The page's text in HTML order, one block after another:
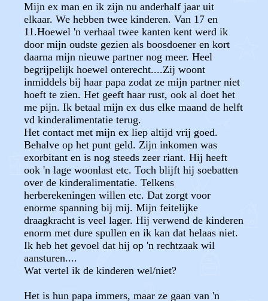
Mijn ex man en ik zijn nu anderhalf jaar uit
elkaar. We hebben twee kinderen. Van 17 en
11.Hoewel 'n verhaal twee kanten kent werd ik
door mijn oudste gezien als boosdoener en kort
daarna mijn nieuwe partner nog meer. Heel
begrijpelijk hoewel onterecht....Zij woont
inmiddels bij haar papa zodat ze mijn partner niet
hoeft te zien. Het geeft haar rust, ook al doet het
me pijn. Ik betaal mijn ex dus elke maand de helft
vd kinderalimentatie terug.
Het contact met mijn ex liep altijd vrij goed.
Behalve op het punt geld. Zijn inkomen was
exorbitant en is nog steeds zeer riant. Hij heeft
ook 'n lage woonlast etc. Toch blijft hij soebatten
over de kinderalimentatie. Telkens
herberekeningen willen etc. Dat zorgt voor
enorme spanning bij mij. Mijn feitelijke
draagkracht is veel lager. Hij verwend de kinderen
enorm met dure spullen en ik kan dat helaas niet.
Ik heb het gevoel dat hij op 'n rechtzaak wil
aansturen....
Wat vertel ik de kinderen wel/niet?
Het is hun papa immers, maar ze gaan van 'n